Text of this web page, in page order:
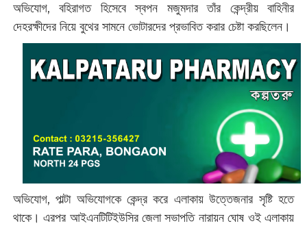
অভিযোগ, বহিরাগত হিসেবে স্বপন মজুমদার তাঁর কেন্দ্রীয় বাহিনীর
দেহরক্ষীদের নিয়ে বুথের সামনে ভোটারদের প্রভাবিত করার চেষ্টা করছিলেন।
অভিযোগ, পাল্টা অভিযোগকে কেন্দ্র করে এলাকায় উত্তেজনার সৃষ্টি হতে
থাকে। এরপর আইএনটিটিইউসির জেলা সভাপতি নারায়ন ঘোষ ওই এলাকায়